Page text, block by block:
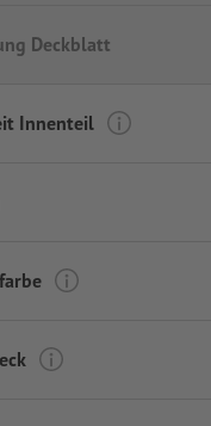
Deckblatt
Innenteil